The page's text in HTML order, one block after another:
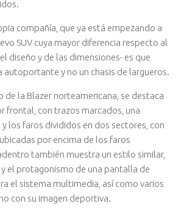
compañía, que ya está empezando a
SUV cuya mayor diferencia respecto al
diseño y de las dimensiones- es que
autoportante y no un chasis de largueros.
de la Blazer norteamericana, se destaca
frontal, con trazos marcados, una
los faros divididos en dos sectores, con
por encima de los faros
también muestra un estilo similar,
el protagonismo de una pantalla de
el sistema multimedia, así como varios
con su imagen deportiva.